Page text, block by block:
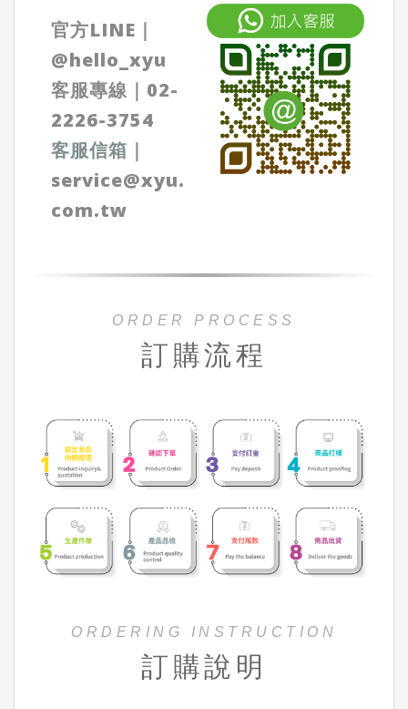
官方LINE｜
@hello_xyu
客服專線｜ 02-
2226-3754
客服信箱 ｜
service@xyu.
com.tw
ORDER PROCESS
訂購流程
ORDERING INSTRUCTION
訂購說明